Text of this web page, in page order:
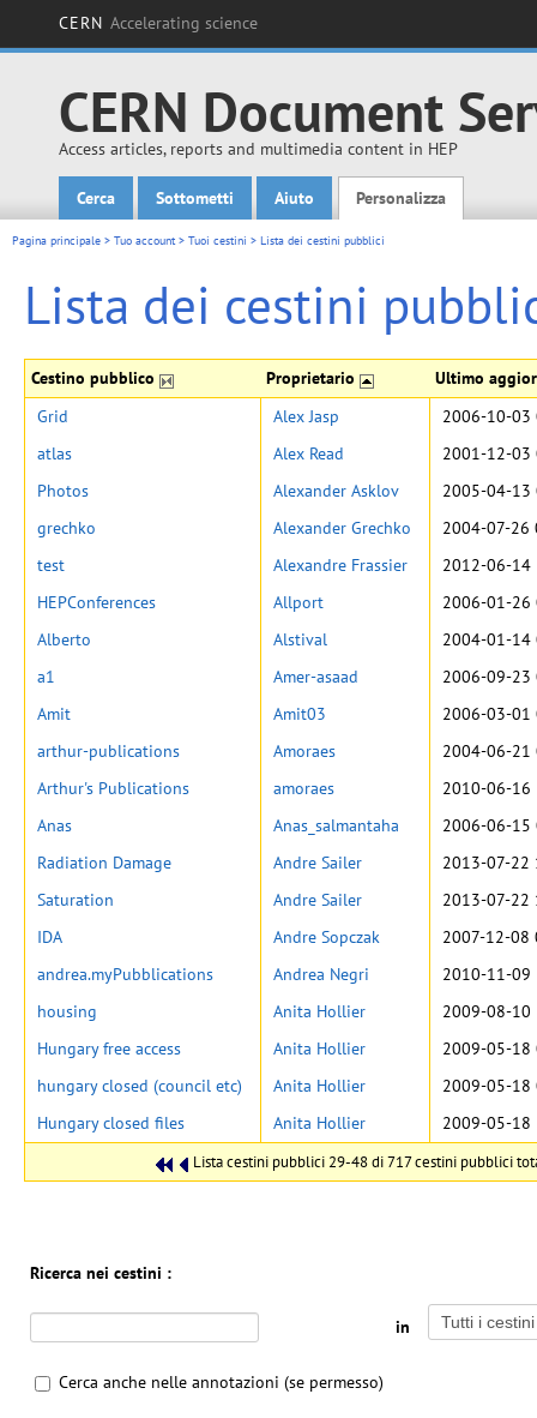
CERN Accelerating science
CERN Document
Access articles, reports and multimedia content in HEP
Main menu
Cerca Sottometti Aiuto Personalizza
Pagina principale > Tuo account> Tuoi cestini > Lista dei cestini pubblici
Lista dei cestini
Cestino pubblico Proprietario Ultimo
Lista cestini pubblici 29-48 di 717 cestini pubblici
Grid Alex Jasp
2006-10-03
atlas
Alex Read
2001-12-03
Photos
Alexander Asklov
2005-04-13
grechko
Alexander Grechko
2004-07-26
test
Alexandre Frassier
2012-06-14
HEPConferences
Allport
2006-01-26
Alberto
Alstival
2004-01-14
a1
Amer-asaad
2006-09-23
Amit
Amit03
2006-03-01
arthur-publications
Amoraes
2004-06-21
Arthur's Publications
amoraes
2010-06-16
Anas
Anas_salmantaha
2006-06-15
Radiation Damage
Andre Sailer
2013-07-22
Saturation
Andre Sailer
2013-07-22
IDA
Andre Sopczak
2007-12-08
andrea.myPubblications
Andrea Negri
2010-11-09
housing
Anita Hollier
2009-08-10
Hungary free access
Anita Hollier
2009-05-18
hungary closed (council etc)
Anita Hollier
2009-05-18
Hungary closed files
Anita Hollier 2009-05-18
Ricerca nei cestini :
in
Cerca anche nelle annotazioni (se permesso)